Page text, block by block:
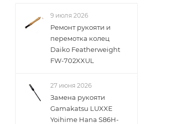
9 июля 2026
Ремонт рукояти и
перемотка колец
Daiko Featherweight
FW-702XXUL
27 июня 2026
Замена рукояти
Gamakatsu LUXXE
Yoihime Hana S86H-